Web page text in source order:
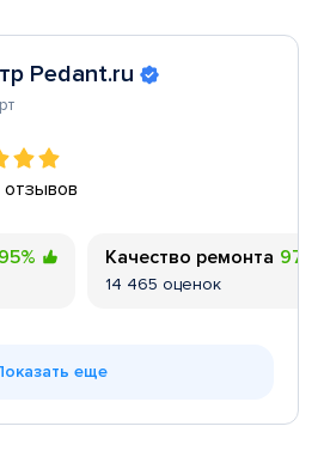
Pedant.ru
95% Качество ремонта 97%
14 465 оценок
еще